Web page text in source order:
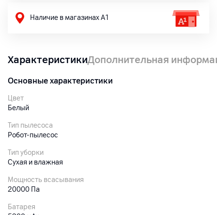
Наличие в магазинах А1
ХарактеристикиДополнительная
Основные характеристики
Цвет
Белый
Тип пылесоса
Робот-пылесос
Тип уборки
Сухая и влажная
Мощность всасывания
20000 Па
Батарея